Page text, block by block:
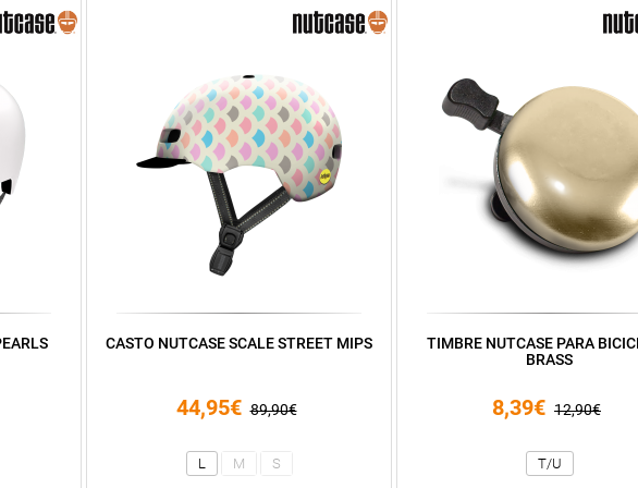
CASTO NUTCASE SCALE STREET MIPS
44,95€ 89,90€
L M S
TIMBRE NUTCASE PARA
BRASS
8,39€ 12,90€
T/U